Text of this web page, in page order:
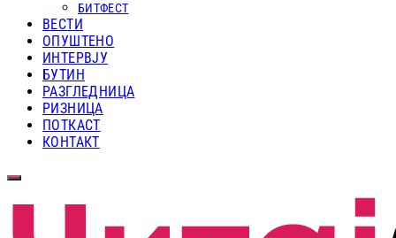
БИТФЕСТ
ВЕСТИ
ОПУШТЕНО
ИНТЕРВЈУ
БУТИН
РАЗГЛЕДНИЦА
РИЗНИЦА
ПОТКАСТ
КОНТАКТ